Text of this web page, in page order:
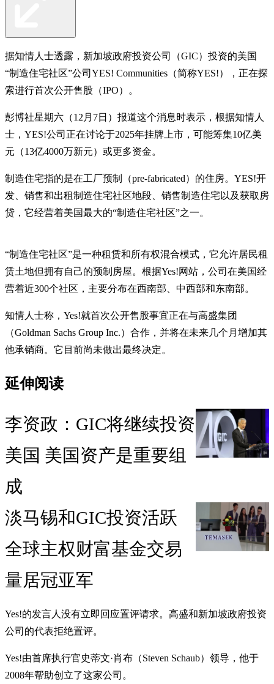
据知情人士透露，新加坡政府投资公司（GIC）投资的美国
“制造住宅社区”公司YES! Communities（简称YES!），正在探
索进行首次公开售股（IPO）。
彭博社星期六（12月7日）报道这个消息时表示，根据知情人
士，YES!公司正在讨论于2025年挂牌上市，可能筹集10亿美
元（13亿4000万新元）或更多资金。
制造住宅指的是在工厂预制（pre-fabricated）的住房。YES!开
发、销售和出租制造住宅社区地段、销售制造住宅以及获取房
贷，它经营着美国最大的“制造住宅社区”之一。
“制造住宅社区”是一种租赁和所有权混合模式，它允许居民租
赁土地但拥有自己的预制房屋。根据Yes!网站，公司在美国经
营着近300个社区，主要分布在西南部、中西部和东南部。
知情人士称，Yes!就首次公开售股事宜正在与高盛集团
（Goldman Sachs Group Inc.）合作，并将在未来几个月增加其
他承销商。它目前尚未做出最终决定。
延伸阅读
李资政：GIC将继续投资
美国 美国资产是重要组
成
淡马锡和GIC投资活跃
全球主权财富基金交易
量居冠亚军
Yes!的发言人没有立即回应置评请求。高盛和新加坡政府投资
公司的代表拒绝置评。
Yes!由首席执行官史蒂文·肖布（Steven Schaub）领导，他于
2008年帮助创立了这家公司。